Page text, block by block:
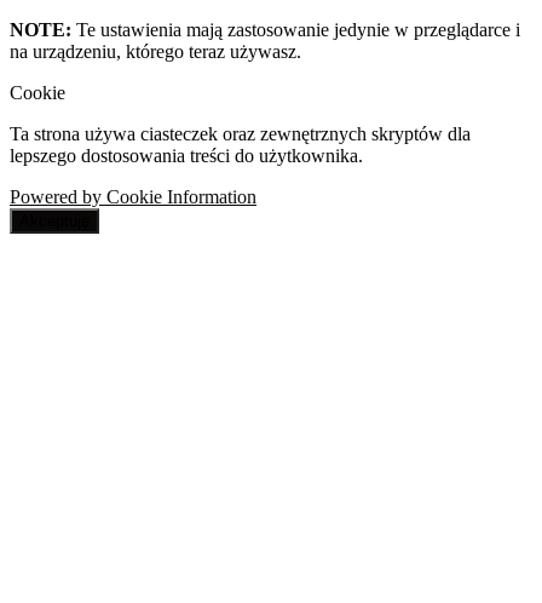
NOTE: Te ustawienia mają zastosowanie jedynie w przeglądarce i
na urządzeniu, którego teraz używasz.
Cookie
Ta strona używa ciasteczek oraz zewnętrznych skryptów dla
lepszego dostosowania treści do użytkownika.
Powered by Cookie Information